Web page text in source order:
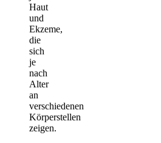
Haut
und
Ekzeme,
die
sich
je
nach
Alter
an
verschiedenen
Körperstellen
zeigen.